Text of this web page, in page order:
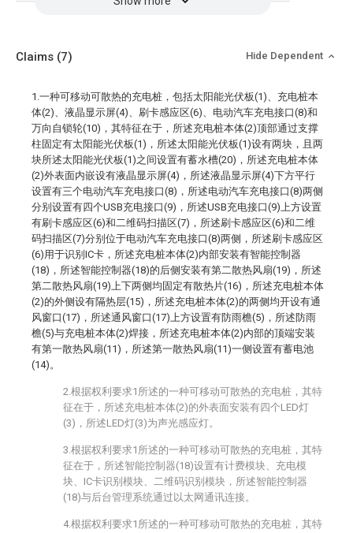
Claims (7) Hide Dependent
1.一种可移动可散热的充电桩，包括太阳能光伏板(1)、充电桩本
体(2)、液晶显示屏(4)、刷卡感应区(6)、电动汽车充电接口(8)和
万向自锁轮(10)，其特征在于，所述充电桩本体(2)顶部通过支撑
柱固定有太阳能光伏板(1)，所述太阳能光伏板(1)设有两块，且两
块所述太阳能光伏板(1)之间设置有蓄水槽(20)，所述充电桩本体
(2)外表面内嵌设有液晶显示屏(4)，所述液晶显示屏(4)下方平行
设置有三个电动汽车充电接口(8)，所述电动汽车充电接口(8)两侧
分别设置有四个USB充电接口(9)，所述USB充电接口(9)上方设置
有刷卡感应区(6)和二维码扫描区(7)，所述刷卡感应区(6)和二维
码扫描区(7)分别位于电动汽车充电接口(8)两侧，所述刷卡感应区
(6)用于识别IC卡，所述充电桩本体(2)内部安装有智能控制器
(18)，所述智能控制器(18)的后侧安装有第二散热风扇(19)，所述
第二散热风扇(19)上下两侧均固定有散热片(16)，所述充电桩本体
(2)的外侧设有隔热层(15)，所述充电桩本体(2)的两侧均开设有通
风窗口(17)，所述通风窗口(17)上方设置有防雨檐(5)，所述防雨
檐(5)与充电桩本体(2)焊接，所述充电桩本体(2)内部的顶端安装
有第一散热风扇(11)，所述第一散热风扇(11)一侧设置有蓄电池
(14)。
2.根据权利要求1所述的一种可移动可散热的充电桩，其特
征在于，所述充电桩本体(2)的外表面安装有四个LED灯
(3)，所述LED灯(3)为声光感应灯。
3.根据权利要求1所述的一种可移动可散热的充电桩，其特
征在于，所述智能控制器(18)设置有计费模块、充电模
块、IC卡识别模块、二维码识别模块，所述智能控制器
(18)与后台管理系统通过以太网通讯连接。
4.根据权利要求1所述的一种可移动可散热的充电桩，其特